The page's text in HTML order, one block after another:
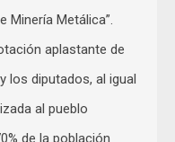
Minería Metálica”.
aplastante de
los diputados, al igual
al pueblo